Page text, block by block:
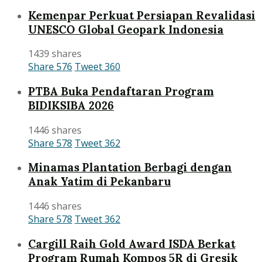
Kemenpar Perkuat Persiapan Revalidasi
UNESCO Global Geopark Indonesia
1439 shares
Share 576 Tweet360
PTBA Buka Pendaftaran Program
BIDIKSIBA 2026
1446 shares
Share 578 Tweet362
Minamas Plantation Berbagi dengan
Anak Yatim di Pekanbaru
1446 shares
Share 578 Tweet362
Cargill Raih Gold Award ISDA Berkat
Program Rumah Kompos 5R di Gresik